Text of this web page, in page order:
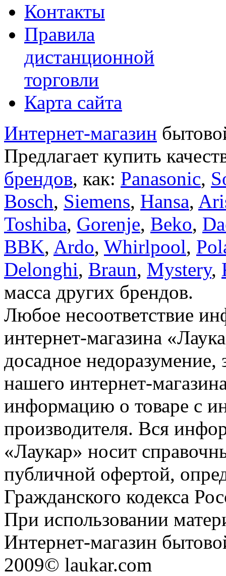
Контакты
Правила
дистанционной
торговли
Карта сайта
Интернет-магазин
Предлагает купить
брендов, как: Panasonic,
Bosch, Siemens, Hansa,
Toshiba, Gorenje, Beko,
BBK, Ardo, Whirlpool,
Delonghi, Braun, Mystery,
масса других брендов.
Любое несоответствие
интернет-магазина
досадное недоразумение,
нашего интернет-
информацию о товаре с
производителя. Вся
«Лаукар» носит
публичной офертой,
Гражданского кодекса
При использовании
Интернет-магазин
2009© laukar.com